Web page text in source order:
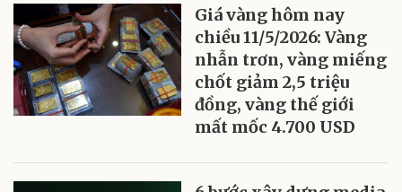
Giá vàng hôm nay
chiều 11/5/2026: Vàng
nhẫn trơn, vàng miếng
chốt giảm 2,5 triệu
đồng, vàng thế giới
mất mốc 4.700 USD